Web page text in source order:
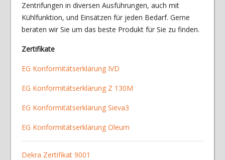
Zentrifungen in diversen Ausführungen, auch mit
Kühlfunktion, und Einsätzen für jeden Bedarf. Gerne
beraten wir Sie um das beste Produkt für Sie zu finden.
Zertifikate
EG Konformitätserklärung IVD
EG Konformitätserklärung Z 130M
EG Konformitätserklärung Sieva3
EG Konformitätserklärung Oleum
Dekra Zertifikat 9001